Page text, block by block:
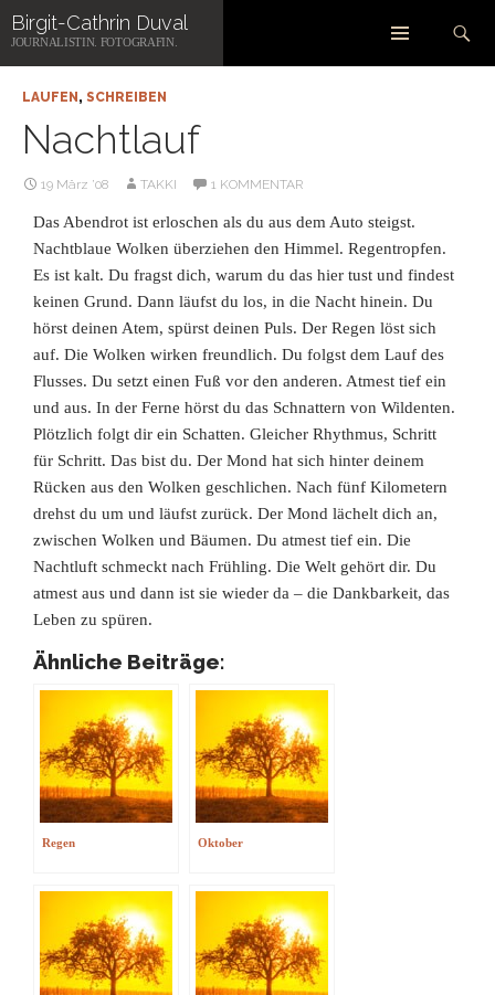
Zum
Inhalt
springen
Suchen
LAUFEN , SCHREIBEN
Nachtlauf
19 März ’08 TAKKI 1 KOMMENTAR
Das Abendrot ist erloschen als du aus dem Auto steigst.
Nachtblaue Wolken überziehen den Himmel. Regentropfen.
Es ist kalt. Du fragst dich, warum du das hier tust und findest
keinen Grund. Dann läufst du los, in die Nacht hinein. Du
hörst deinen Atem, spürst deinen Puls. Der Regen löst sich
auf. Die Wolken wirken freundlich. Du folgst dem Lauf des
Flusses. Du setzt einen Fuß vor den anderen. Atmest tief ein
und aus. In der Ferne hörst du das Schnattern von Wildenten.
Plötzlich folgt dir ein Schatten. GleicherRhythmus, Schritt
für Schritt. Das bist du. Der Mond hat sich hinter deinem
Rücken aus den Wolken geschlichen. Nach fünf Kilometern
drehst du um und läufst zurück. Der Mond lächelt dich an,
zwischen Wolken und Bäumen. Du atmest tief ein. Die
Nachtluft schmeckt nach Frühling. Die Welt gehört dir. Du
atmest aus und dann ist sie wieder da – die Dankbarkeit, das
Leben zu spüren.
Ähnliche Beiträge:
Regen Oktober
Birgit-Cathrin Duval
JOURNALISTIN. FOTOGRAFIN.